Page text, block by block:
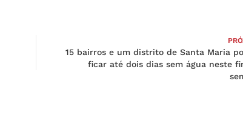
15 bairros e um distrito de Santa Maria
ficar até dois dias sem água neste